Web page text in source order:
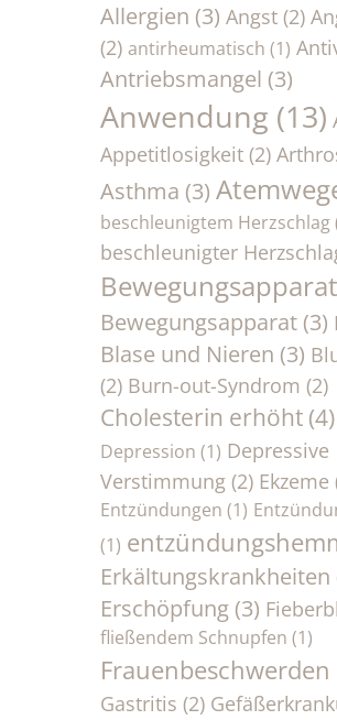
Allergien (3) Angst(2)
(2) antirheumatisch (1)
Antriebsmangel (3)
Anwendung (13)
Appetitlosigkeit(2)
Asthma (3)
beschleunigtem Herzschlag
beschleunigter
Bewegungsapparat
Bewegungsapparat(3)
Blase und Nieren (3)
(2) Burn-out-Syndrom (2)
Cholesterin erhöht(4)
Depression (1) Depressive
Verstimmung(2) Ekzeme
Entzündungen (1)
(1)
Erkältungskrankheiten
Erschöpfung(3)
fließendem Schnupfen (1)
Frauenbeschwerden
Gastritis (2)